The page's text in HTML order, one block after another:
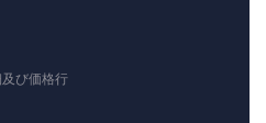
び価格行